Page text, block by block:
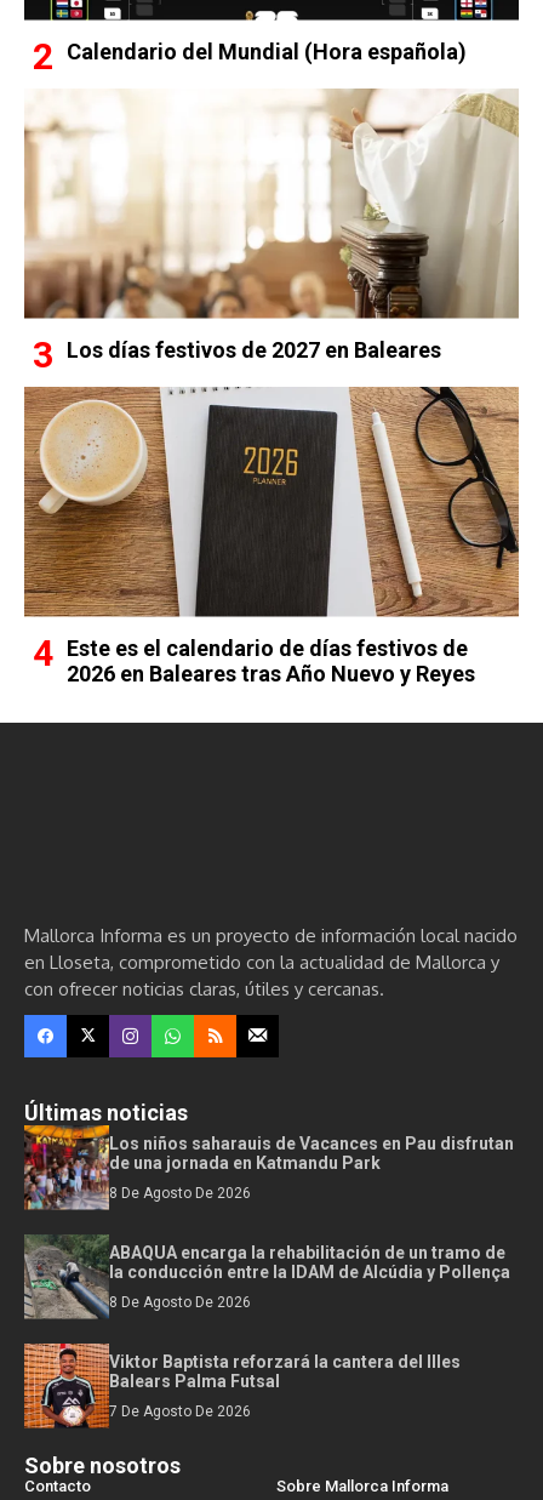
Calendario del Mundial (Hora española)
Los días festivos de 2027 en Baleares
Este es el calendario de días festivos de
2026 en Baleares tras Año Nuevo y Reyes
Mallorca Informa es un proyecto de información local nacido
en Lloseta, comprometido con la actualidad de Mallorca y
con ofrecer noticias claras, útiles y cercanas.
Últimas noticias
Los niños saharauis de Vacances en Pau disfrutan
de una jornada en Katmandu Park
8 De Agosto De 2026
ABAQUA encarga la rehabilitación de un tramo de
la conducción entre la IDAM de Alcúdia y Pollença
8 De Agosto De 2026
Viktor Baptista reforzará la cantera del Illes
Balears Palma Futsal
7 De Agosto De 2026
Sobre nosotros
Contacto Sobre Mallorca Informa